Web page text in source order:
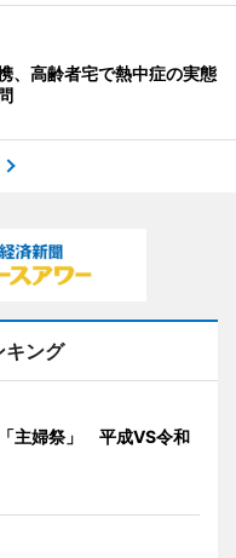
、高齢者宅で熱中症の実態
キング
主婦祭」 平成VS令和